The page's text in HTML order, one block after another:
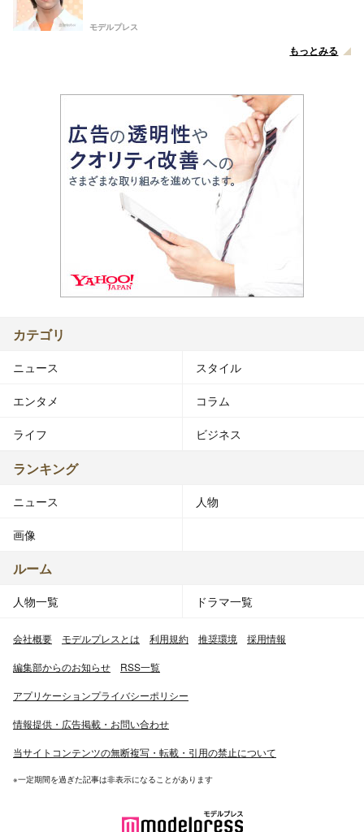
モデルプレス
もっとみる
カテゴリ
ニュース スタイル
エンタメ コラム
ライフ ビジネス
ランキング
ニュース 人物
画像
ルーム
人物一覧 ドラマ一覧
会社概要 モデルプレスとは 利用規約 推奨環境 採用情報
編集部からのお知らせ RSS一覧
アプリケーションプライバシーポリシー
情報提供・広告掲載・お問い合わせ
当サイトコンテンツの無断複写・転載・引用の禁止について
※一定期間を過ぎた記事は非表示になることがあります